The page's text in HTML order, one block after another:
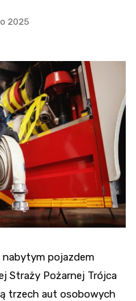
2025
pojazdem
Straży Pożarnej Trójca
trzech aut osobowych